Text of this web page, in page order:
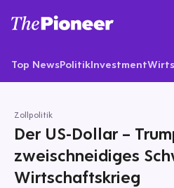
Top NewsPolitikInvestment
Zollpolitik
Der US-Dollar –
zweischneidiges
Wirtschaftskrieg